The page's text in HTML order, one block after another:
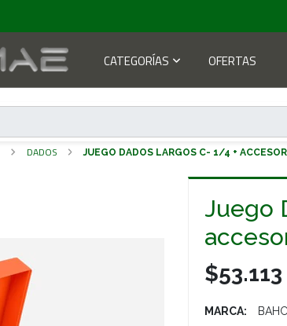
CATEGORÍAS OFERTAS
DADOS JUEGO DADOS LARGOS C- 1/4 +
Juego
MARCA: